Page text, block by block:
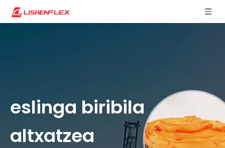
eslinga biribila
altxatzea